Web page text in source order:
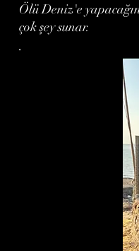
Ölü Deniz'e
çok şey sunar.
.